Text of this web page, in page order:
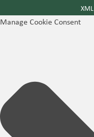
XML
Manage Cookie Consent